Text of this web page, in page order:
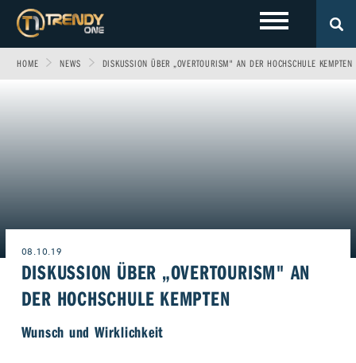
LOKALES
ÜBER UNS
Sport
Freizeit
Beruf & Karriere
Genuss
Liebe & Leidenschaft
Fashion
Frühstücks-Scout
Kontakt
HOME NEWS DISKUSSION ÜBER „OVERTOURISM" AN DER HOCHSCHULE KEMPTEN
08.10.19
DISKUSSION ÜBER „OVERTOURISM" AN
DER HOCHSCHULE KEMPTEN
Wunsch und Wirklichkeit